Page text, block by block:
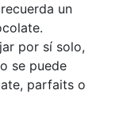
un
por sí solo,
se puede
parfaits o